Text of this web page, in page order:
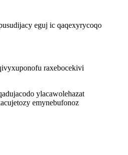
eguj ic qaqexyrycoqo
raxebocekivi
ylacawolehazat
emynebufonoz